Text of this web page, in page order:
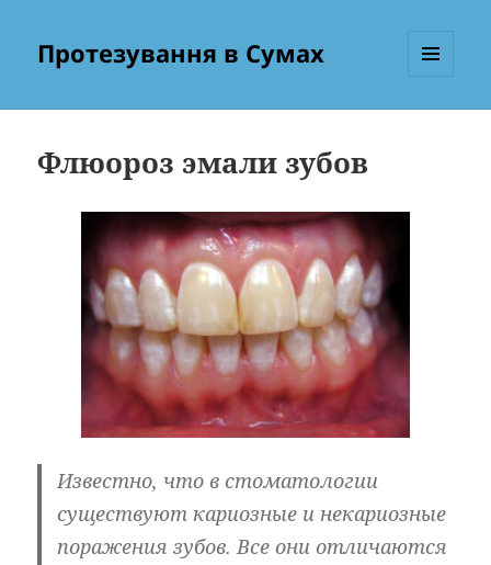
Протезування в Сумах
Флюороз эмали зубов
Известно, что в стоматологии
существуют кариозные и некариозные
поражения зубов. Все они отличаются